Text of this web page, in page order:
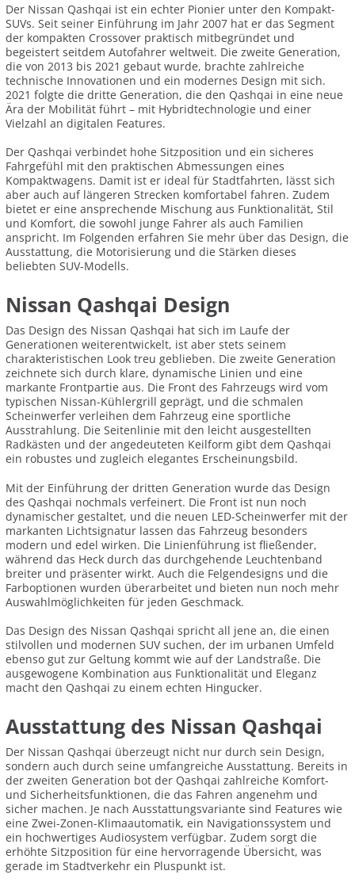
Der Nissan Qashqai ist ein echter Pionier unter den Kompakt-
SUVs. Seit seiner Einführung im Jahr 2007 hat er das Segment
der kompakten Crossover praktisch mitbegründet und
begeistert seitdem Autofahrer weltweit. Die zweite Generation,
die von 2013 bis 2021 gebaut wurde, brachte zahlreiche
technische Innovationen und ein modernes Design mit sich.
2021 folgte die dritte Generation, die den Qashqai in eine neue
Ära der Mobilität führt – mit Hybridtechnologie und einer
Vielzahl an digitalen Features.
Der Qashqai verbindet hohe Sitzposition und ein sicheres
Fahrgefühl mit den praktischen Abmessungen eines
Kompaktwagens. Damit ist er ideal für Stadtfahrten, lässt sich
aber auch auf längeren Strecken komfortabel fahren. Zudem
bietet er eine ansprechende Mischung aus Funktionalität, Stil
und Komfort, die sowohl junge Fahrer als auch Familien
anspricht. Im Folgenden erfahren Sie mehr über das Design, die
Ausstattung, die Motorisierung und die Stärken dieses
beliebten SUV-Modells.
Nissan Qashqai Design
Das Design des Nissan Qashqai hat sich im Laufe der
Generationen weiterentwickelt, ist aber stets seinem
charakteristischen Look treu geblieben. Die zweite Generation
zeichnete sich durch klare, dynamische Linien und eine
markante Frontpartie aus. Die Front des Fahrzeugs wird vom
typischen Nissan-Kühlergrill geprägt, und die schmalen
Scheinwerfer verleihen dem Fahrzeug eine sportliche
Ausstrahlung. Die Seitenlinie mit den leicht ausgestellten
Radkästen und der angedeuteten Keilform gibt dem Qashqai
ein robustes und zugleich elegantes Erscheinungsbild.
Mit der Einführung der dritten Generation wurde das Design
des Qashqai nochmals verfeinert. Die Front ist nun noch
dynamischer gestaltet, und die neuen LED-Scheinwerfer mit der
markanten Lichtsignatur lassen das Fahrzeug besonders
modern und edel wirken. Die Linienführung ist fließender,
während das Heck durch das durchgehende Leuchtenband
breiter und präsenter wirkt. Auch die Felgendesigns und die
Farboptionen wurden überarbeitet und bieten nun noch mehr
Auswahlmöglichkeiten für jeden Geschmack.
Das Design des Nissan Qashqai spricht all jene an, die einen
stilvollen und modernen SUV suchen, der im urbanen Umfeld
ebenso gut zur Geltung kommt wie auf der Landstraße. Die
ausgewogene Kombination aus Funktionalität und Eleganz
macht den Qashqai zu einem echten Hingucker.
Ausstattung des Nissan Qashqai
Der Nissan Qashqai überzeugt nicht nur durch sein Design,
sondern auch durch seine umfangreiche Ausstattung. Bereits in
der zweiten Generation bot der Qashqai zahlreiche Komfort-
und Sicherheitsfunktionen, die das Fahren angenehm und
sicher machen. Je nach Ausstattungsvariante sind Features wie
eine Zwei-Zonen-Klimaautomatik, ein Navigationssystem und
ein hochwertiges Audiosystem verfügbar. Zudem sorgt die
erhöhte Sitzposition für eine hervorragende Übersicht, was
gerade im Stadtverkehr ein Pluspunkt ist.